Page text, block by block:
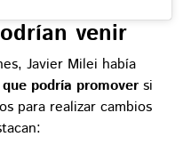
venir
Javier Milei había
podría promover si
para realizar cambios